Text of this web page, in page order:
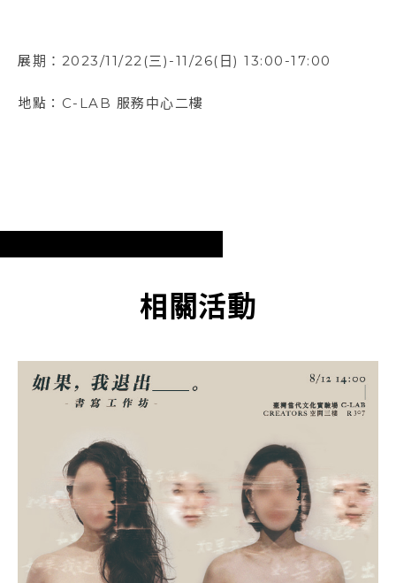
展期：2023/11/22(三)-11/26(日) 13:00-17:00
地點：C-LAB 服務中心二樓
相關活動